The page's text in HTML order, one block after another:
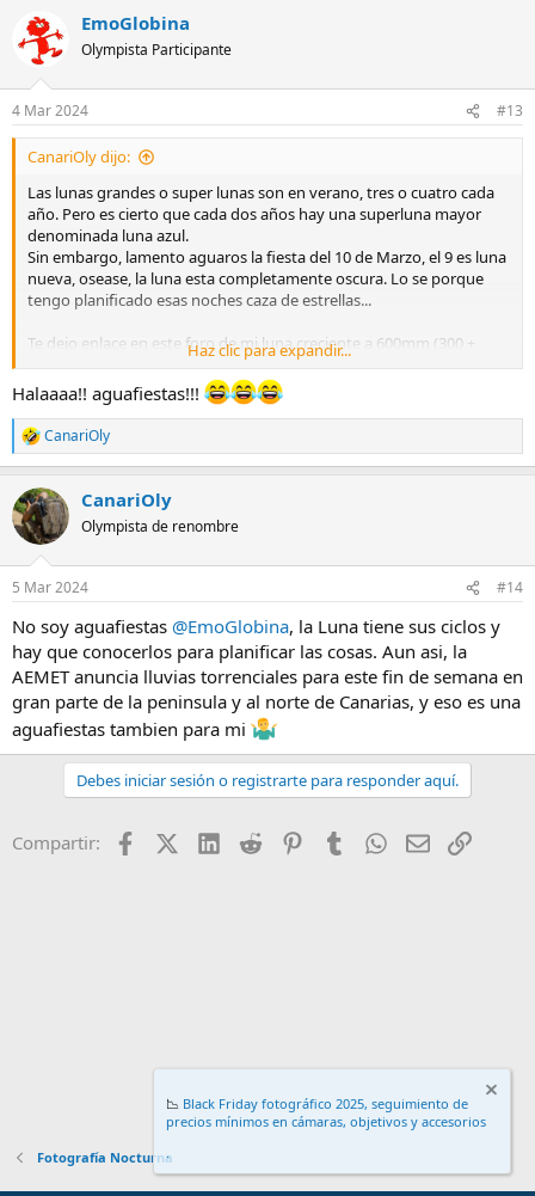
c
c
e
s
EmoGlobina
Olympista Participante
4 Mar 2024 #13
CanariOly dijo:
Las lunas grandes o super lunas son en verano, tres o cuatro cada
año. Pero es cierto que cada dos años hay una superluna mayor
denominada luna azul.
Sin embargo, lamento aguaros la fiesta del 10 de Marzo, el 9 es luna
nueva, osease, la luna esta completamente oscura. Lo se porque
tengo planificado esas noches caza de estrellas...
Te dejo enlace en este foro de mi luna creciente a 600mm (300 +
mc20 x2) en esas fases se aprecian mucho los detalles con las
sombras incidiendo en el relive de los crateres.
Luna Nueva al detalle
Cuando fotografio la luna en solitario me gusta hacerlo en Luna
Nueva porque con ella capto los detalles de su relieve pronunciados
por las sombras, algo difícil de captar en Luna Llena. Si la amplian en
Fickr es una pasada!! Esta foto fue tomada con la OM1 + Zuiko
300mm F4 IS Pro + MC20 lo que...
olympistas.org
Haz clic para expandir...
Halaaaa!! aguafiestas!!!
R
e
c
c
i
e
:
CanariOly
CanariOly
Olympista de renombre
5 Mar 2024 #14
No soy aguafiestas @EmoGlobina, la Luna tiene sus ciclos y
hay que conocerlos para planificar las cosas. Aun asi, la
AEMET anuncia lluvias torrenciales para este fin de semana en
gran parte de la peninsula y al norte de Canarias, y eso es una
aguafiestas tambien para mi
Debes iniciar sesión o registrarte para responder aquí.
Compartir: FacebookX (Twitter)
LinkedIn
Reddit PinterestTumblr WhatsApp
EmailEnlace
Fotografía Nocturna
📉 Black Friday fotográfico 2025, seguimiento de
precios mínimos en cámaras, objetivos y accesorios
.